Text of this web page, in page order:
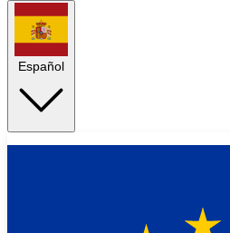
Español